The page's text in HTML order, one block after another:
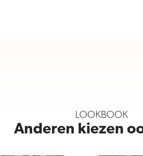
LOOKBOOK
Anderen kiezen